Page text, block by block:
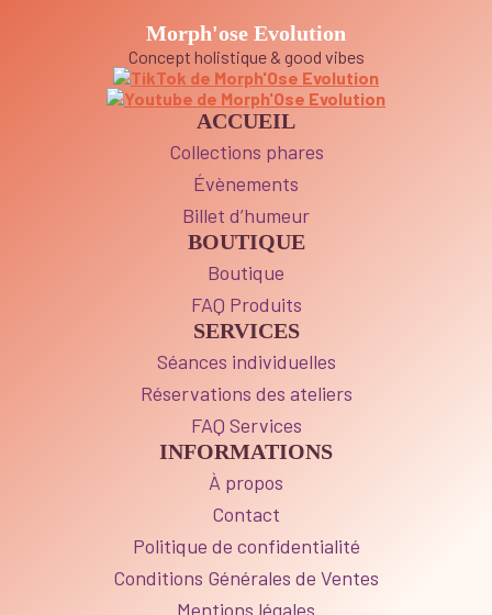
Morph'ose Evolution
Concept holistique & good vibes
ACCUEIL
Collections phares
Évènements
Billet d’humeur
BOUTIQUE
Boutique
FAQ Produits
SERVICES
Séances individuelles
Réservations des ateliers
FAQ Services
INFORMATIONS
À propos
Contact
Politique de confidentialité
Conditions Générales de Ventes
Mentions légales